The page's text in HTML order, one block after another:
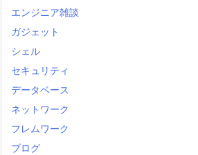
エンジニア雑談
ガジェット
シェル
セキュリティ
データベース
ネットワーク
フレムワーク
ブログ